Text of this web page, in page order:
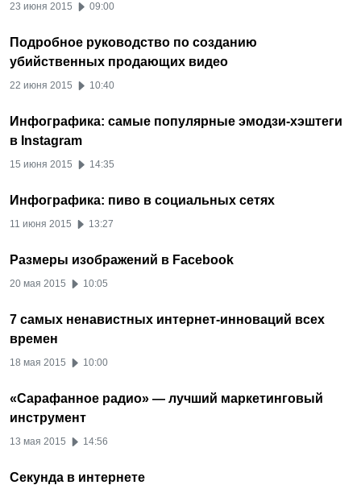
23 июня 2015 09:00
Подробное руководство по созданию
убийственных продающих видео
22 июня 2015 10:40
Инфографика: самые популярные эмодзи-хэштеги
в Instagram
15 июня 2015 14:35
Инфографика: пиво в социальных сетях
11 июня 2015 13:27
Размеры изображений в Facebook
20 мая 2015 10:05
7 самых ненавистных интернет-инноваций всех
времен
18 мая 2015 10:00
«Сарафанное радио» — лучший маркетинговый
инструмент
13 мая 2015 14:56
Секунда в интернете